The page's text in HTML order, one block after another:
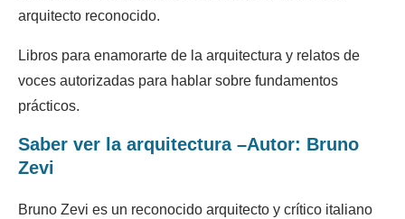
arquitecto reconocido.
Libros para enamorarte de la arquitectura y relatos de
voces autorizadas para hablar sobre fundamentos
prácticos.
Saber ver la arquitectura –Autor: Bruno
Zevi
Bruno Zevi es un reconocido arquitecto y crítico italiano